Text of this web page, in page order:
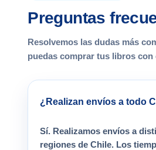
Preguntas
Resolvemos las dudas más
puedas comprar tus libros con
¿Realizan envíos a todo
Sí. Realizamos envíos a
regiones de Chile. Los